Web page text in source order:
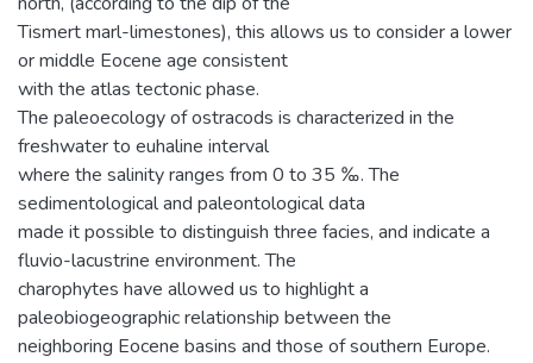
Tismert marl-limestones), this allows us to consider a lower
or middle Eocene age consistent
with the atlas tectonic phase.
The paleoecology of ostracods is characterized in the
freshwater to euhaline interval
where the salinity ranges from 0 to 35 ‰. The
sedimentological and paleontological data
made it possible to distinguish three facies, and indicate a
fluvio-lacustrine environment. The
charophytes have allowed us to highlight a
paleobiogeographic relationship between the
neighboring Eocene basins and those of southern Europe.